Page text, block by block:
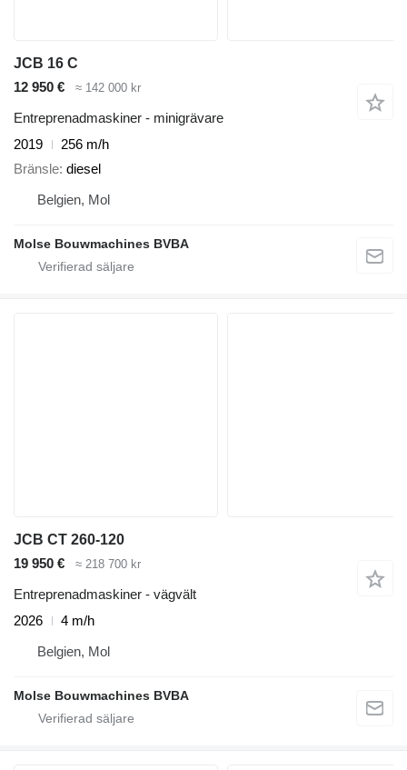
JCB 16 C
12 950 €
≈ 142 000 kr
Entreprenadmaskiner - minigrävare
2019
256 m/h
Bränsle diesel
Belgien, Mol
Molse Bouwmachines BVBA
JCB CT 260-120
19 950 €
≈ 218 700 kr
Entreprenadmaskiner - vägvält
2026
4 m/h
Belgien, Mol
Molse Bouwmachines BVBA